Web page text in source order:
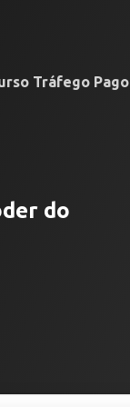
Tráfego Pago
do